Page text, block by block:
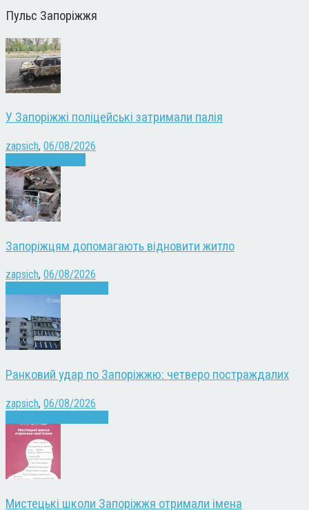
Пульс Запоріжжя
У Запоріжжі поліцейські затримали палія
zapsich, 06/08/2026
Запоріжцям допомагають відновити житло
zapsich, 06/08/2026
Ранковий удар по Запоріжжю: четверо постраждалих
zapsich, 06/08/2026
Мистецькі школи Запоріжжя отримали імена